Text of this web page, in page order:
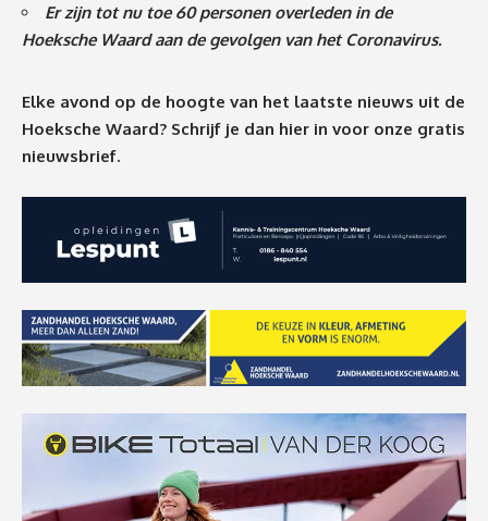
Er zijn tot nu toe 60 personen overleden in de
Hoeksche Waard aan de gevolgen van het Coronavirus.
Elke avond op de hoogte van het laatste nieuws uit de
Hoeksche Waard? Schrijf je dan hier in voor onze gratis
nieuwsbrief.